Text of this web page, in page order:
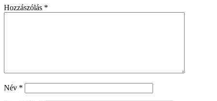
Hozzászólás *
Név *